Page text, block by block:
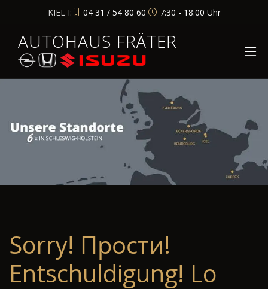
KIEL I: 04 31 / 54 80 60 7:30 - 18:00 Uhr
AUTOHAUS FRÄTER
Sorry! Прости!
Entschuldigung! Lo